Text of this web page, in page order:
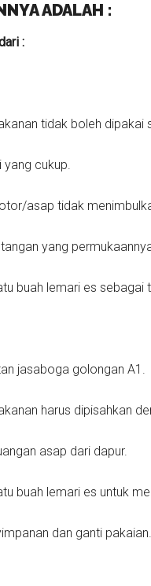
ADALAH :
:
tidak boleh dipakai
cukup.
asap tidak
yang
buah lemari es sebagai
jasaboga golongan A1.
harus dipisahkan
asap dari dapur.
buah lemari es untuk
dan ganti pakaian.